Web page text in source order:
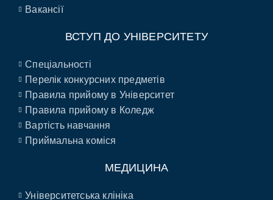
Вакансії
ВСТУП ДО УНІВЕРСИТЕТУ
Спеціальності
Перелік конкурсних предметів
Правила прийому в Університет
Правила прийому в Коледж
Вартість навчання
Приймальна коміся
МЕДИЦИНА
Університетська клініка